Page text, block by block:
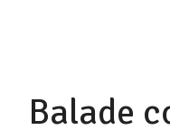
Balade